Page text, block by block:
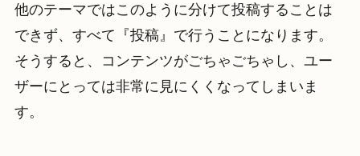
他のテーマではこのように分けて投稿することは
できず、すべて『投稿』で行うことになります。
そうすると、コンテンツがごちゃごちゃし、ユー
ザーにとっては非常に見にくくなってしまいま
す。